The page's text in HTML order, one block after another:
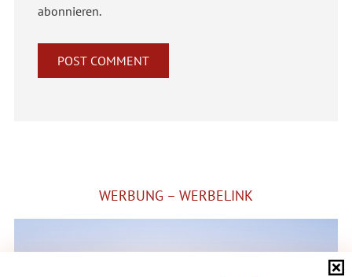
abonnieren.
WERBUNG – WERBELINK